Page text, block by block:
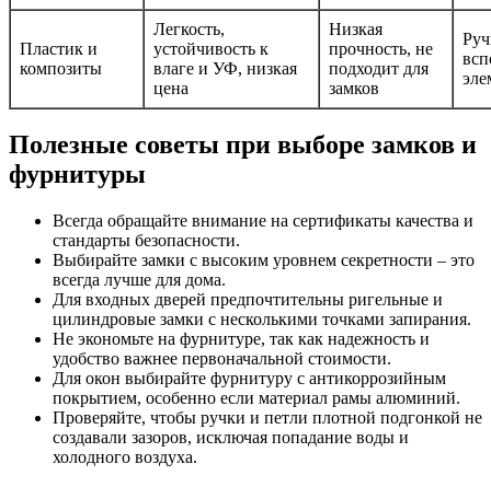
Пластик и
композиты
Легкость,
устойчивость к
влаге и УФ, низкая
цена
Низкая
прочность, не
подходит для
замков
Полезные советы при выборе замков и
фурнитуры
Всегда обращайте внимание на сертификаты качества и
стандарты безопасности.
Выбирайте замки с высоким уровнем секретности – это
всегда лучше для дома.
Для входных дверей предпочтительны ригельные и
цилиндровые замки с несколькими точками запирания.
Не экономьте на фурнитуре, так как надежность и
удобство важнее первоначальной стоимости.
Для окон выбирайте фурнитуру с антикоррозийным
покрытием, особенно если материал рамы алюминий.
Проверяйте, чтобы ручки и петли плотной подгонкой не
создавали зазоров, исключая попадание воды и
холодного воздуха.